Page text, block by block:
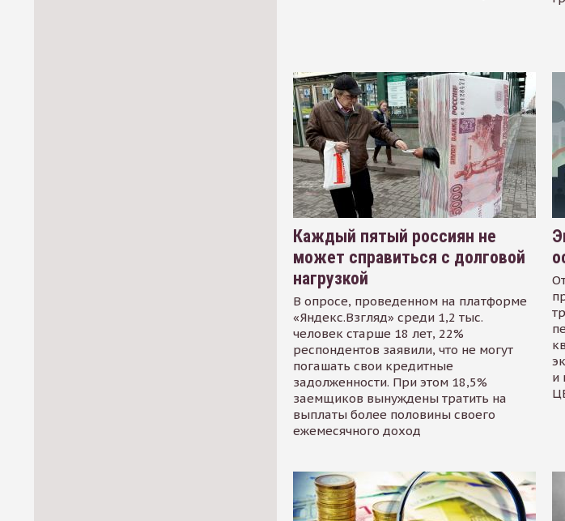
Каждый пятый россиян не
может справиться с долговой
нагрузкой
В опросе, проведенном на платформе
«Яндекс.Взгляд» среди 1,2 тыс.
человек старше 18 лет, 22%
респондентов заявили, что не могут
погашать свои кредитные
задолженности. При этом 18,5%
заемщиков вынуждены тратить на
выплаты более половины своего
ежемесячного доход
и